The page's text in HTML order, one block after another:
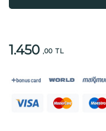
1.450 ,00 TL